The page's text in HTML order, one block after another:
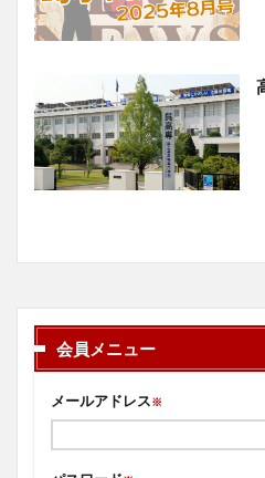
会員メニュー
メールアドレス※